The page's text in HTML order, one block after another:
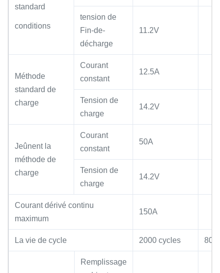
standard
conditions
tension de
Fin-de-
décharge
11.2V
Méthode
standard de
charge
Courant
constant
12.5A
Tension de
charge
14.2V
Jeûnent la
méthode de
charge
Courant
constant
50A
Tension de
charge
14.2V
Courant dérivé continu
maximum
150A
La vie de cycle 2000 cycles
Remplissage